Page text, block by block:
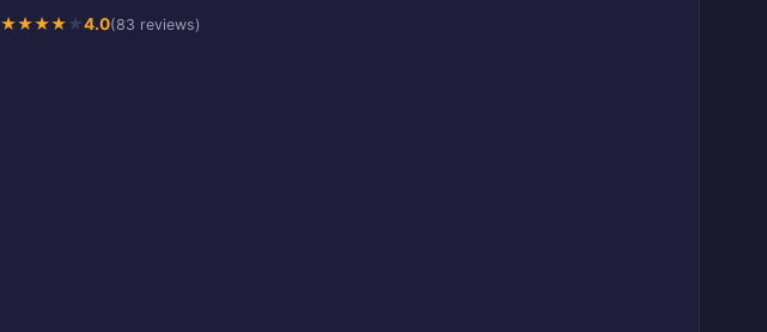
★★★★★4.0(83 reviews)